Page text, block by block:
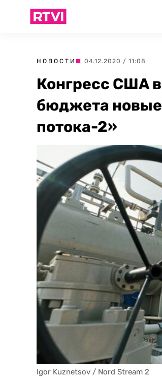
НОВОСТИ | 04.12.2020 / 11:08
Конгресс США
бюджета новые
потока-2»
Igor Kuznetsov / Nord Stream 2